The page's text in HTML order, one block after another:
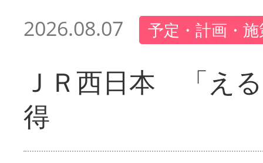
2026.08.07 予定・計画・
ＪＲ西日本 「え
得